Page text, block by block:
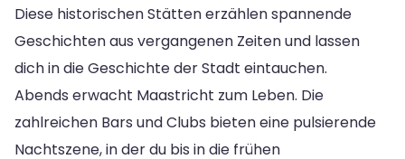
Diese historischen Stätten erzählen spannende
Geschichten aus vergangenen Zeiten und lassen
dich in die Geschichte der Stadt eintauchen.
Abends erwacht Maastricht zum Leben. Die
zahlreichen Bars und Clubs bieten eine pulsierende
Nachtszene, in der du bis in die frühen